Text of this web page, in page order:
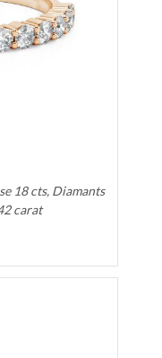
18 cts, Diamants
carat